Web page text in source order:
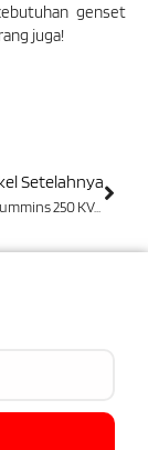
genset
juga!
Setelahnya
Harga Genset Cummins 250 KVA | Spesifikasi Lengkap 2025!